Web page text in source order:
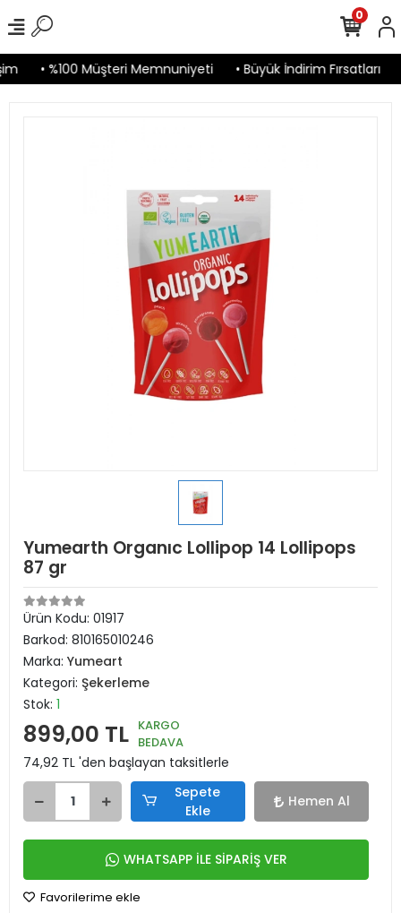
• %100 Müşteri Memnuniyeti • Büyük İndirim Fırsatları
0
Yumearth Organıc Lollipop 14 Lollipops
87 gr
Ürün Kodu: 01917
Barkod: 810165010246
Marka: Yumeart
Kategori: Şekerleme
Stok: 1
899,00 TL KARGO
BEDAVA
74,92 TL 'den başlayan taksitlerle
Sepete
Ekle
Hemen Al
WHATSAPP İLE SİPARİŞ VER
Favorilerime ekle